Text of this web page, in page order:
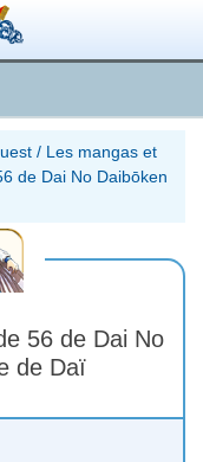
/ Les mangas et
de Dai No Daibōken
56 de Dai No
de Daï